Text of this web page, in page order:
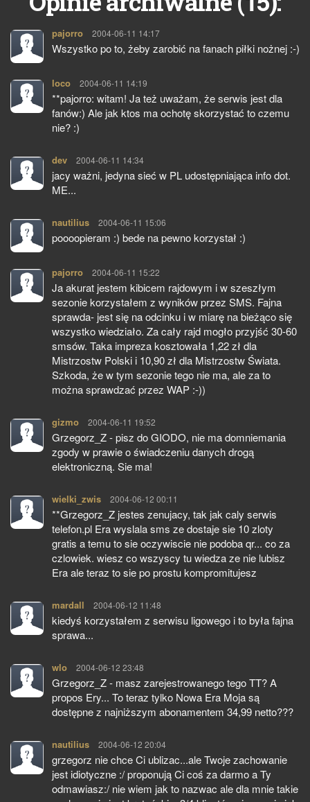
pajorro pisze:
2004-06-11 14:17
Wszystko po to, żeby zarobić na fanach piłki nożnej :-)
loco pisze:
2004-06-11 14:19
**pajorro: witam! Ja też uważam, że serwis jest dla
fanów:) Ale jak ktos ma ochotę skorzystać to czemu
nie? :)
dev pisze:
2004-06-11 14:34
jacy ważni, jedyna sieć w PL udostępniająca info dot.
ME...
nautilius pisze:
2004-06-11 15:06
poooopieram :) bede na pewno korzystał :)
pajorro pisze:
2004-06-11 15:22
Ja akurat jestem kibicem rajdowym i w szeszłym
sezonie korzystałem z wyników przez SMS. Fajna
sprawda- jest się na odcinku i w miarę na bieżąco się
wszystko wiedziało. Za cały rajd mogło przyjść 30-60
smsów. Taka impreza kosztowała 1,22 zł dla
Mistrzostw Polski i 10,90 zł dla Mistrzostw Świata.
Szkoda, że w tym sezonie tego nie ma, ale za to
można sprawdzać przez WAP :-))
gizmo pisze:
2004-06-11 19:52
Grzegorz_Z - pisz do GIODO, nie ma domniemania
zgody w prawie o świadczeniu danych drogą
elektroniczną. Sie ma!
wielki_zwis pisze:
2004-06-12 00:11
**Grzegorz_Z jestes zenujacy, tak jak caly serwis
telefon.pl Era wyslala sms ze dostaje sie 10 zloty
gratis a temu to sie oczywiscie nie podoba qr... co za
czlowiek. wiesz co wszyscy tu wiedza ze nie lubisz
Era ale teraz to sie po prostu kompromitujesz
mardall pisze:
2004-06-12 11:48
kiedyś korzystałem z serwisu ligowego i to była fajna
sprawa...
wlo pisze:
2004-06-12 23:48
Grzegorz_Z - masz zarejestrowanego tego TT? A
propos Ery... To teraz tylko Nowa Era Moja są
dostępne z najniższym abonamentem 34,99 netto???
nautilius pisze:
2004-06-12 20:04
grzegorz nie chce Ci ublizac...ale Twoje zachowanie
jest idiotyczne :/ proponują Ci coś za darmo a Ty
odmawiasz:/ nie wiem jak to nazwac ale dla mnie takie